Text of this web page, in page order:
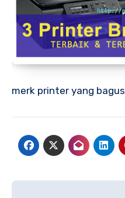
merk printer yang bagus